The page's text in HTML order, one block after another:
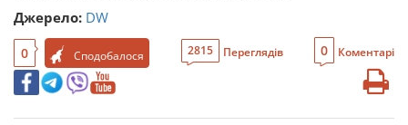
Джерело: DW
0 Сподобалося 2815 Переглядів 0 Коментарі